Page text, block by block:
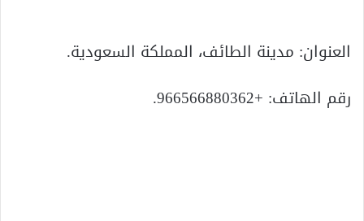
العنوان: مدينة الطائف، المملكة السعودية.
رقم الهاتف: +966566880362.